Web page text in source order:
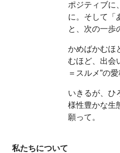
ポジティブに
に。そして「
と、次の一歩
かめばかむほ
むほど、出会
＝スルメ”の
いきるが、ひ
様性豊かな生
願って。
私たちについて